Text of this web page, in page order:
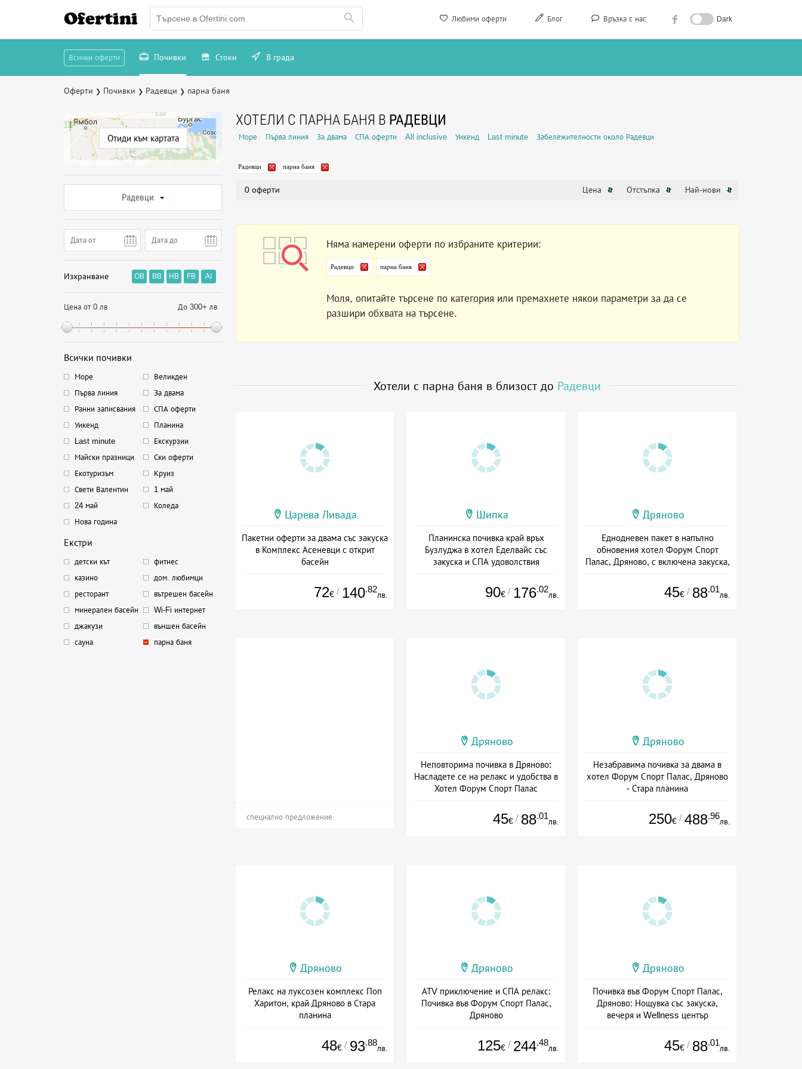
Любими оферти Блог Връзка с нас Dark
Ofertini
Всички оферти Почивки Стоки В града
Оферти ❯ Почивки ❯ Радевци ❯ парна баня
Отиди към картата
Радевци
Изхранване OB BB HB FB AI
Цена от 0 лв До 300+ лв
Всички почивки
Море
Великден
Първа линия
За двама
Ранни записвания
СПА оферти
Уикенд
Планина
Last minute
Екскурзии
Майски празници
Ски оферти
Екотуризъм
Круиз
Свети Валентин
1 май
24 май
Коледа
Нова година
Екстри
детски кът
фитнес
казино
дом. любимци
ресторант
вътрешен басейн
минерален басейн
Wi-Fi интернет
джакузи
външен басейн
сауна
парна баня
ХОТЕЛИ С ПАРНА БАНЯ В РАДЕВЦИ
Море Първа линия За двама СПА оферти All inclusive Уикенд Last minute Забележителности около Радевци
Радевци парна баня
0 оферти Цена Отстъпка Най-нови
Няма намерени оферти по избраните критерии:
Радевци парна баня
Моля, опитайте търсене по категория или премахнете някои параметри за да се
разшири обхвата на търсене.
Хотели с парна баня в близост до Радевци
Царева Ливада
Пакетни оферти за двама със закуска
в Комплекс Асеневци с открит
басейн
72€ / 140.82
лв.
Шипка
Планинска почивка край връх
Бузлуджа в хотел Еделвайс със
закуска и СПА удоволствия
90€ / 176.02
лв.
Дряново
Еднодневен пакет в напълно
обновения хотел Форум Спорт
Палас, Дряново, с включена закуска,
Дата: 15.06 - 06.09 + полупансион
45€ / 88.01
лв.
специално предложение
Дряново
Неповторима почивка в Дряново:
Насладете се на релакс и удобства в
Хотел Форум Спорт Палас
45€ / 88.01
лв.
Дряново
Незабравима почивка за двама в
хотел Форум Спорт Палас, Дряново
- Стара планина
250€ / 488.96
лв.
Дряново
Релакс на луксозен комплекс Поп
Харитон, край Дряново в Стара
планина
48€ / 93.88
лв.
Дряново
АТV приключение и СПА релакс:
Почивка във Форум Спорт Палас,
Дряново
125€ / 244.48
лв.
Дряново
Почивка във Форум Спорт Палас,
Дряново: Нощувка със закуска,
вечеря и Wellness център
45€ / 88.01
лв.